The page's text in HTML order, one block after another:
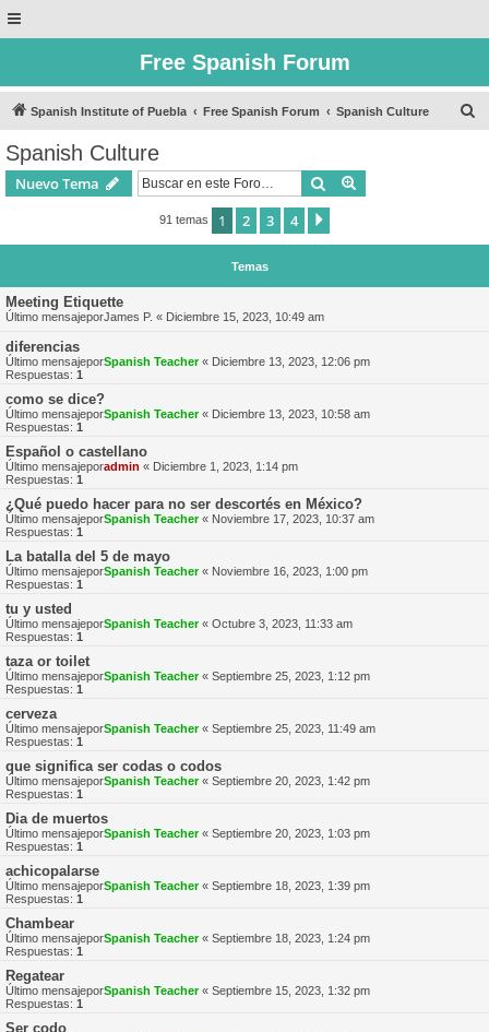
Free Spanish Forum
Spanish Institute of Puebla Free Spanish Forum Spanish Culture
Spanish Culture
Nuevo Tema Buscar
91 temas 1 2 3 4
Temas
Meeting Etiquette
Último mensajeporJames P. « Diciembre 15, 2023, 10:49 am
diferencias
Último mensajeporSpanish Teacher« Diciembre 13, 2023, 12:06 pm
Respuestas: 1
como se dice?
Último mensajeporSpanish Teacher« Diciembre 13, 2023, 10:58 am
Respuestas: 1
Español o castellano
Último mensajeporadmin « Diciembre 1, 2023, 1:14 pm
Respuestas: 1
¿Qué puedo hacer para no ser descortés en México?
Último mensajeporSpanish Teacher« Noviembre 17, 2023, 10:37 am
Respuestas: 1
La batalla del 5 de mayo
Último mensajeporSpanish Teacher« Noviembre 16, 2023, 1:00 pm
Respuestas: 1
tu y usted
Último mensajeporSpanish Teacher« Octubre 3, 2023, 11:33 am
Respuestas: 1
taza or toilet
Último mensajeporSpanish Teacher« Septiembre 25, 2023, 1:12 pm
Respuestas: 1
cerveza
Último mensajeporSpanish Teacher« Septiembre 25, 2023, 11:49 am
Respuestas: 1
que significa ser codas o codos
Último mensajeporSpanish Teacher« Septiembre 20, 2023, 1:42 pm
Respuestas: 1
Dia de muertos
Último mensajeporSpanish Teacher« Septiembre 20, 2023, 1:03 pm
Respuestas: 1
achicopalarse
Último mensajeporSpanish Teacher« Septiembre 18, 2023, 1:39 pm
Respuestas: 1
Chambear
Último mensajeporSpanish Teacher« Septiembre 18, 2023, 1:24 pm
Respuestas: 1
Regatear
Último mensajeporSpanish Teacher« Septiembre 15, 2023, 1:32 pm
Respuestas: 1
Ser codo